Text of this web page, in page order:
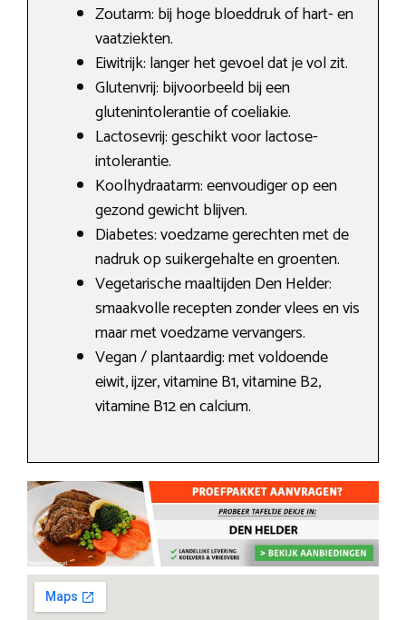
Zoutarm: bij hoge bloeddruk of hart- en
vaatziekten.
Eiwitrijk: langer het gevoel dat je vol zit.
Glutenvrij: bijvoorbeeld bij een
glutenintolerantie of coeliakie.
Lactosevrij: geschikt voor lactose-
intolerantie.
Koolhydraatarm: eenvoudiger op een
gezond gewicht blijven.
Diabetes: voedzame gerechten met de
nadruk op suikergehalte en groenten.
Vegetarische maaltijden Den Helder:
smaakvolle recepten zonder vlees en vis
maar met voedzame vervangers.
Vegan / plantaardig: met voldoende
eiwit, ijzer, vitamine B1, vitamine B2,
vitamine B12 en calcium.